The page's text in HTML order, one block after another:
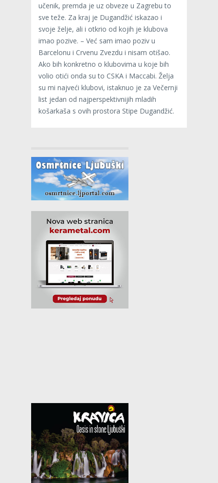
učenik, premda je uz obveze u Zagrebu to
sve teže. Za kraj je Dugandžić iskazao i
svoje želje, ali i otkrio od kojih je klubova
imao pozive. – Već sam imao poziv u
Barcelonu i Crvenu Zvezdu i nisam otišao.
Ako bih konkretno o klubovima u koje bih
volio otići onda su to CSKA i Maccabi. Želja
su mi najveći klubovi, istaknuo je za Večernji
list jedan od najperspektivnijih mladih
košarkaša s ovih prostora Stipe Dugandžić.